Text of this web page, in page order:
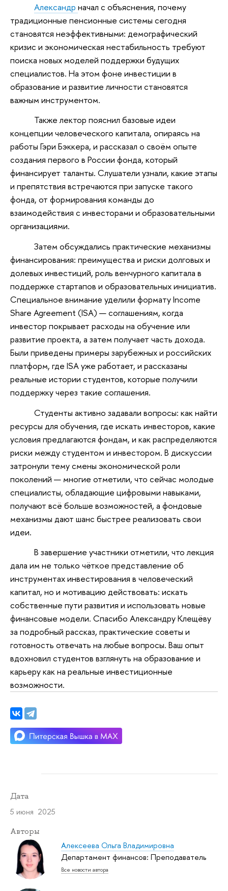
Александрначал с объяснения, почему
традиционные пенсионные системы сегодня
становятся неэффективными: демографический
кризис и экономическая нестабильность требуют
поиска новых моделей поддержки будущих
специалистов. На этом фоне инвестиции в
образование и развитие личности становятся
важным инструментом.
Также лектор пояснил базовые идеи
концепции человеческого капитала, опираясь на
работы Гэри Бэккера, и рассказал о своём опыте
создания первого в России фонда, который
финансирует таланты. Слушатели узнали, какие этапы
и препятствия встречаются при запуске такого
фонда, от формирования команды до
взаимодействия с инвесторами и образовательными
организациями.
Затем обсуждались практические механизмы
финансирования: преимущества и риски долговых и
долевых инвестиций, роль венчурного капитала в
поддержке стартапов и образовательных инициатив.
Специальное внимание уделили формату Income
Share Agreement (ISA) — соглашениям, когда
инвестор покрывает расходы на обучение или
развитие проекта, а затем получает часть дохода.
Были приведены примеры зарубежных и российских
платформ, где ISA уже работает, и рассказаны
реальные истории студентов, которые получили
поддержку через такие соглашения.
Студенты активно задавали вопросы: как найти
ресурсы для обучения, где искать инвесторов, какие
условия предлагаются фондам, и как распределяются
риски между студентом и инвестором. В дискуссии
затронули тему смены экономической роли
поколений — многие отметили, что сейчас молодые
специалисты, обладающие цифровыми навыками,
получают всё больше возможностей, а фондовые
механизмы дают шанс быстрее реализовать свои
идеи.
В завершение участники отметили, что лекция
дала им не только чёткое представление об
инструментах инвестирования в человеческий
капитал, но и мотивацию действовать: искать
собственные пути развития и использовать новые
финансовые модели. Спасибо Александру Клещёву
за подробный рассказ, практические советы и
готовность отвечать на любые вопросы. Ваш опыт
вдохновил студентов взглянуть на образование и
карьеру как на реальные инвестиционные
возможности.
Дата
5 июня 2025
Авторы
Алексеева Ольга Владимировна
Департамент финансов: Преподаватель
Все новости автора